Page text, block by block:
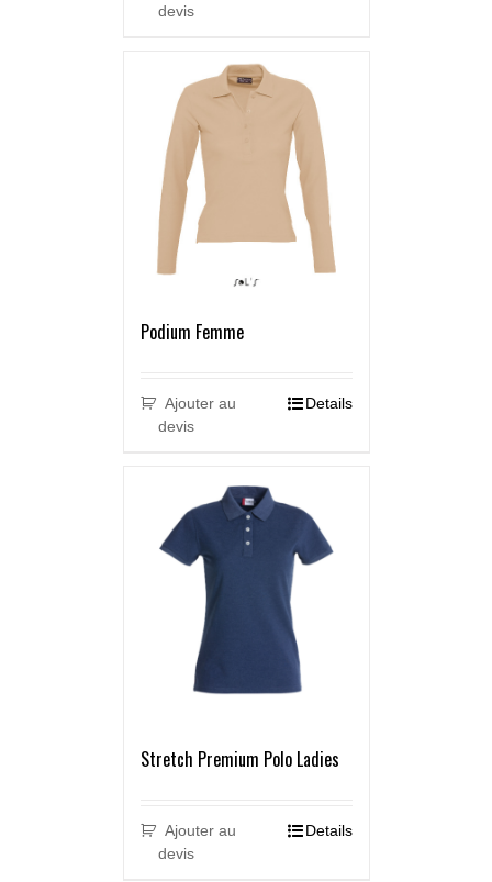
devis
Podium Femme
Ajouter au
devis
Details
Stretch Premium Polo Ladies
Ajouter au
devis
Details